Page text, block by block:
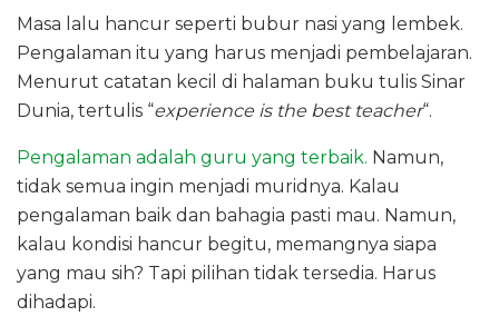
Masa lalu hancur seperti bubur nasi yang lembek.
Pengalaman itu yang harus menjadi pembelajaran.
Menurut catatan kecil di halaman buku tulis Sinar
Dunia, tertulis “experience is the best teacher“.
Pengalaman adalah guru yang terbaik. Namun,
tidak semua ingin menjadi muridnya. Kalau
pengalaman baik dan bahagia pasti mau. Namun,
kalau kondisi hancur begitu, memangnya siapa
yang mau sih? Tapi pilihan tidak tersedia. Harus
dihadapi.